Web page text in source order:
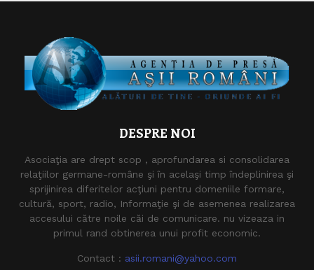
DESPRE NOI
Asociaţia are drept scop , aprofundarea si consolidarea
relaţiilor germane-române şi în acelaşi timp îndeplinirea şi
sprijinirea diferitelor acţiuni pentru domeniile formare,
cultură, sport, radio, Informaţie şi de asemenea realizarea
accesului către noile căi de comunicare. nu vizeaza in
primul rand obtinerea unui profit economic.
Contact : asii.romani@yahoo.com